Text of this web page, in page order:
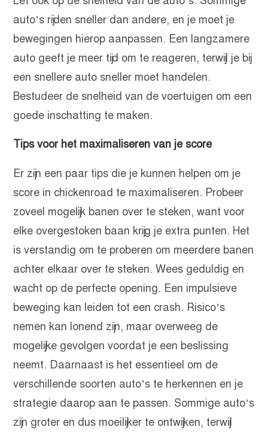
auto’s rijden sneller dan andere, en je moet je
bewegingen hierop aanpassen. Een langzamere
auto geeft je meer tijd om te reageren, terwijl je bij
een snellere auto sneller moet handelen.
Bestudeer de snelheid van de voertuigen om een
goede inschatting te maken.
Tips voor het maximaliseren van je score
Er zijn een paar tips die je kunnen helpen om je
score in chickenroad te maximaliseren. Probeer
zoveel mogelijk banen over te steken, want voor
elke overgestoken baan krijg je extra punten. Het
is verstandig om te proberen om meerdere banen
achter elkaar over te steken. Wees geduldig en
wacht op de perfecte opening. Een impulsieve
beweging kan leiden tot een crash. Risico’s
nemen kan lonend zijn, maar overweeg de
mogelijke gevolgen voordat je een beslissing
neemt. Daarnaast is het essentieel om de
verschillende soorten auto’s te herkennen en je
strategie daarop aan te passen. Sommige auto’s
zijn groter en dus moeilijker te ontwijken, terwijl